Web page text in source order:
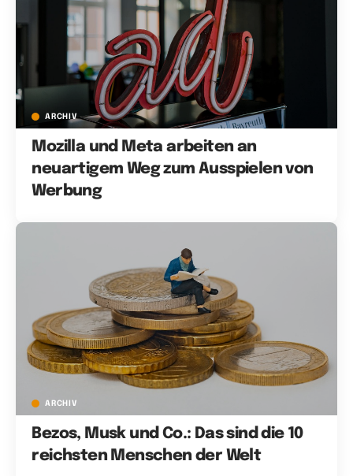
ARCHIV
Mozilla und Meta arbeiten an
neuartigem Weg zum Ausspielen von
Werbung
ARCHIV
Bezos, Musk und Co.: Das sind die 10
reichsten Menschen der Welt